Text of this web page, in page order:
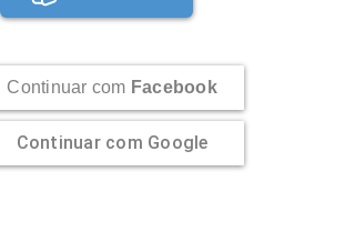
Continuar com Facebook
Continuar com Google